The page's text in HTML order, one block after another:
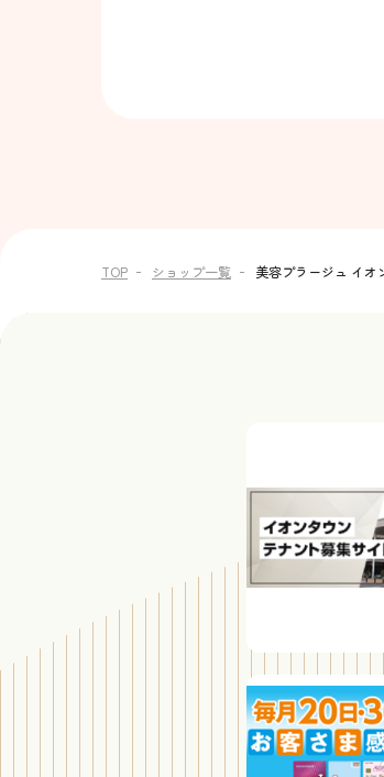
TOP ショップ一覧 美容プラージュ イオ